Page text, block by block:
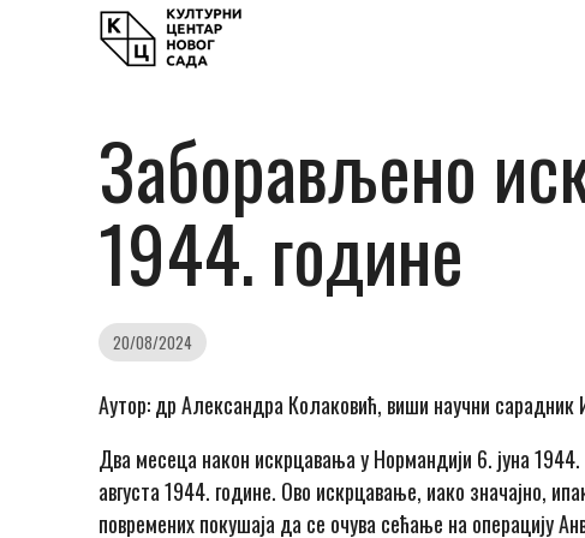
Заборављено
1944. године
20/08/2024
Аутор: др Александра Колаковић, виши научни сарадник
Два месеца након искрцавања у Нормандији 6. јуна
августа 1944. године. Ово искрцавање, иако значајно,
повремених покушаја да се очува сећање на операцију